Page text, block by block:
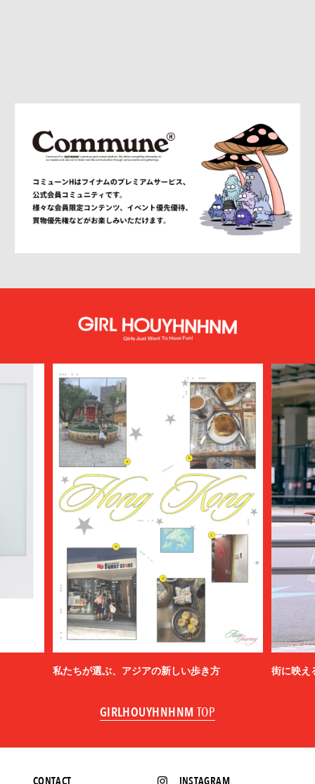
私たちが選ぶ、アジアの新しい歩き方 街に映え
GIRLHOUYHNHNM TOP
INSTAGRAM
CONTACT